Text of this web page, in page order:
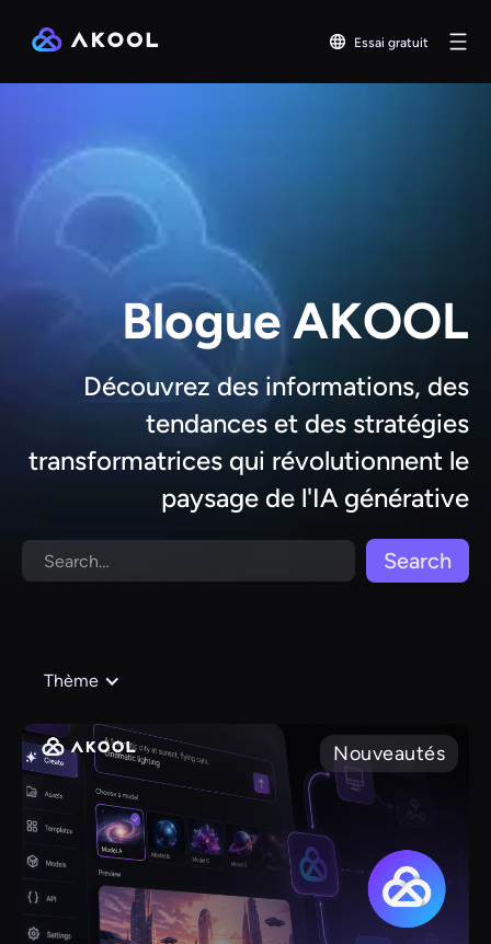
Essai gratuit
Blogue AKOOL
Découvrez des informations, des
tendances et des stratégies
transformatrices qui révolutionnent le
paysage de l'IA générative
Thème
Nouveautés